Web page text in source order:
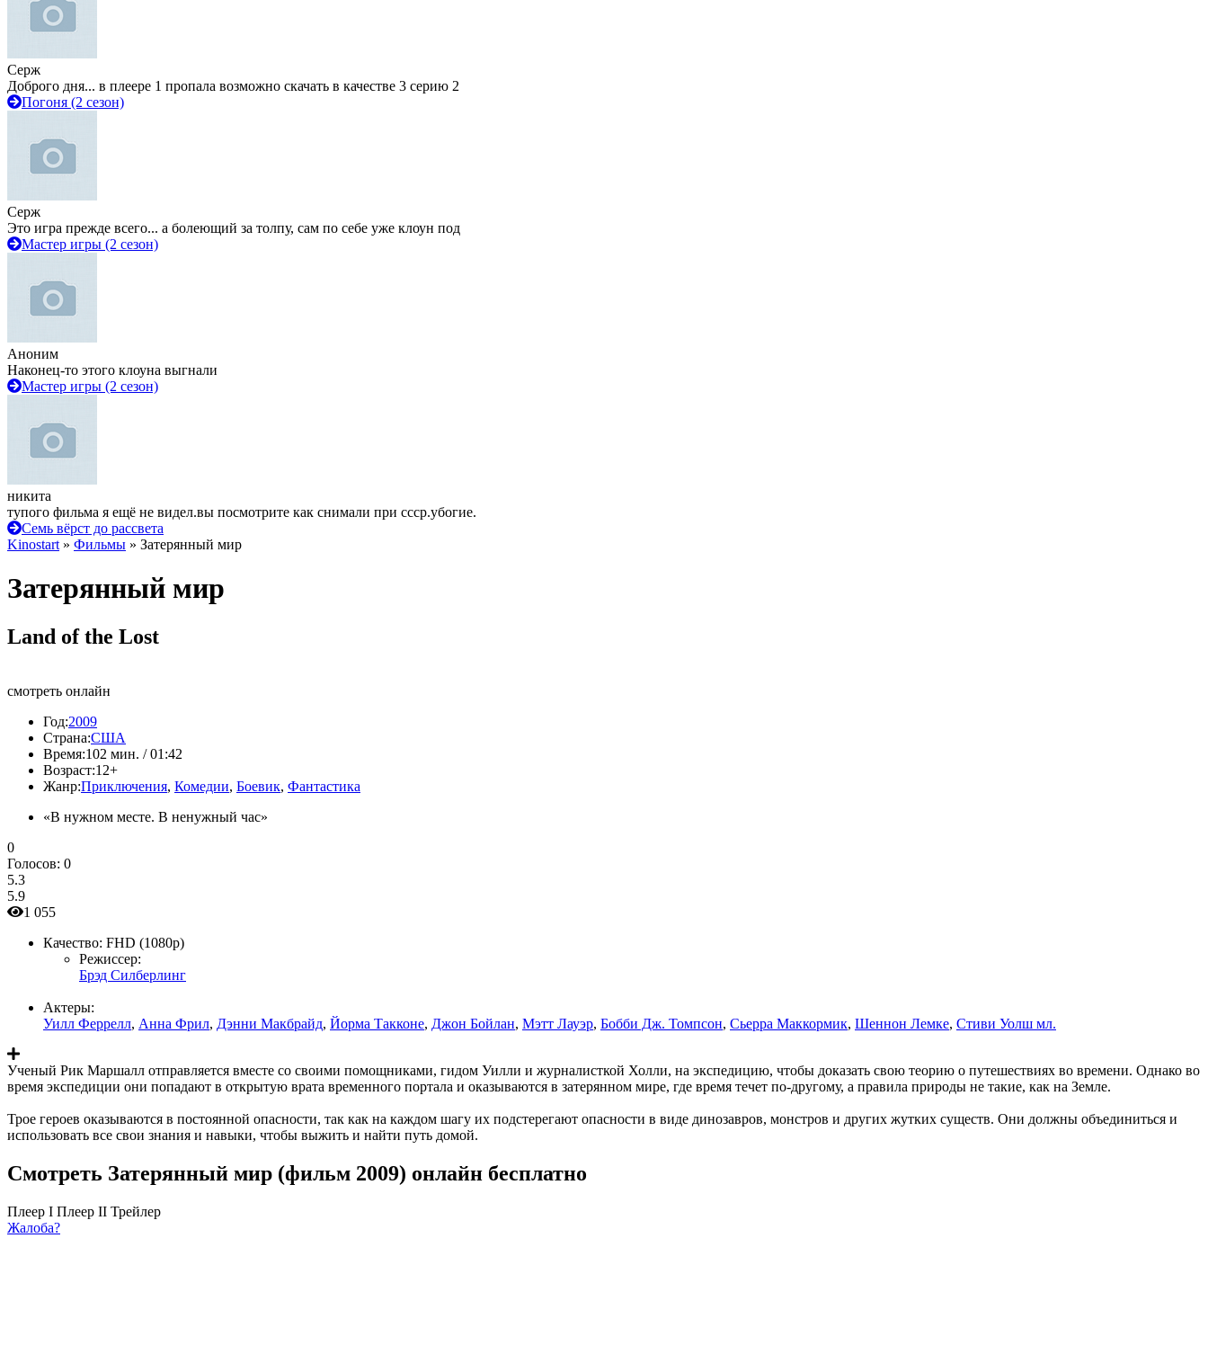
Серж
Доброго дня... в плеере 1 пропала возможно скачать в качестве 3 серию 2
Погоня (2 сезон)
Серж
Это игра прежде всего... а болеющий за толпу, сам по себе уже клоун под
Мастер игры (2 сезон)
Аноним
Наконец-то этого клоуна выгнали
Мастер игры (2 сезон)
никита
тупого фильма я ещё не видел.вы посмотрите как снимали при ссср.убогие.
Семь вёрст до рассвета
Kinostart » Фильмы » Затерянный мир
Затерянный мир
Land of the Lost
смотреть онлайн
Год:2009
Страна:США
Время:102 мин. / 01:42
Возраст:12+
Жанр:Приключения, Комедии, Боевик, Фантастика
«В нужном месте. В ненужный час»
0
Голосов: 0
5.3
5.9
1 055
Качество: FHD (1080p)
Режиссер:
Брэд Силберлинг
Актеры:
Уилл Феррелл, Анна Фрил, Дэнни Макбрайд, Йорма Такконе, Джон Бойлан, Мэтт Лауэр, Бобби Дж. Томпсон, Сьерра Маккормик, Шеннон Лемке, Стиви Уолш мл.
Ученый Рик Маршалл отправляется вместе со своими помощниками, гидом Уилли и журналисткой Холли, на экспедицию, чтобы доказать свою теорию о путешествиях во времени. Однако во
время экспедиции они попадают в открытую врата временного портала и оказываются в затерянном мире, где время течет по-другому, а правила природы не такие, как на Земле.
Трое героев оказываются в постоянной опасности, так как на каждом шагу их подстерегают опасности в виде динозавров, монстров и других жутких существ. Они должны объединиться и
использовать все свои знания и навыки, чтобы выжить и найти путь домой.
Смотреть Затерянный мир (фильм 2009) онлайн бесплатно
Плеер I Плеер II Трейлер
Жалоба?